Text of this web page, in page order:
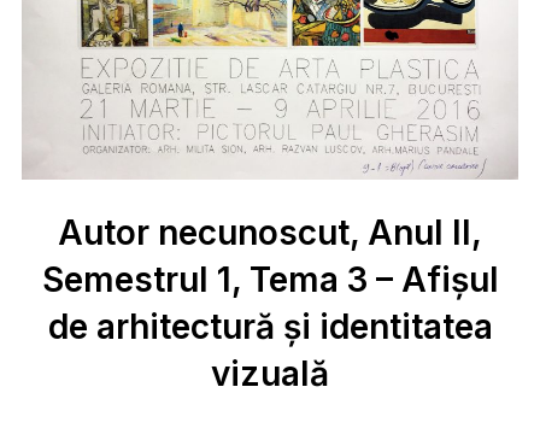
Autor necunoscut, Anul II,
Semestrul 1, Tema 3 – Afișul
de arhitectură și identitatea
vizuală